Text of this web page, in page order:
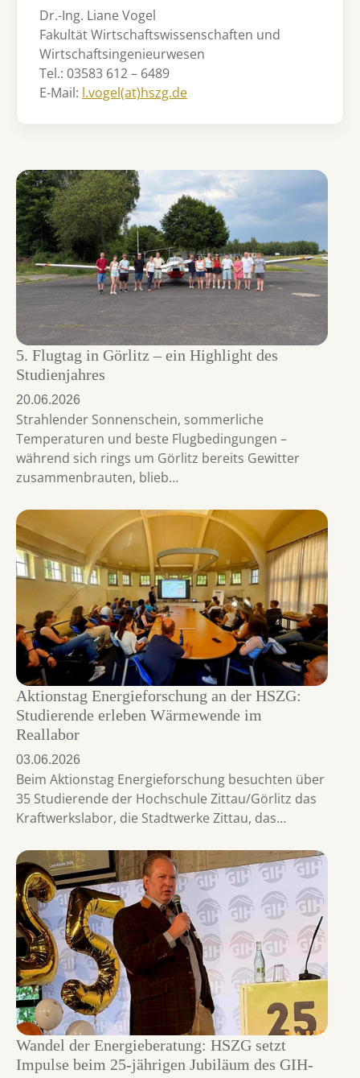
Dr.-Ing. Liane Vogel
Fakultät Wirtschaftswissenschaften und
Wirtschaftsingenieurwesen
Tel.: 03583 612 – 6489
E-Mail: l.vogel(at)hszg.de
5. Flugtag in Görlitz – ein Highlight des
Studienjahres
20.06.2026
Strahlender Sonnenschein, sommerliche
Temperaturen und beste Flugbedingungen –
während sich rings um Görlitz bereits Gewitter
zusammenbrauten, blieb…
Aktionstag Energieforschung an der HSZG:
Studierende erleben Wärmewende im
Reallabor
03.06.2026
Beim Aktionstag Energieforschung besuchten über
35 Studierende der Hochschule Zittau/Görlitz das
Kraftwerkslabor, die Stadtwerke Zittau, das…
Wandel der Energieberatung: HSZG setzt
Impulse beim 25-jährigen Jubiläum des GIH-